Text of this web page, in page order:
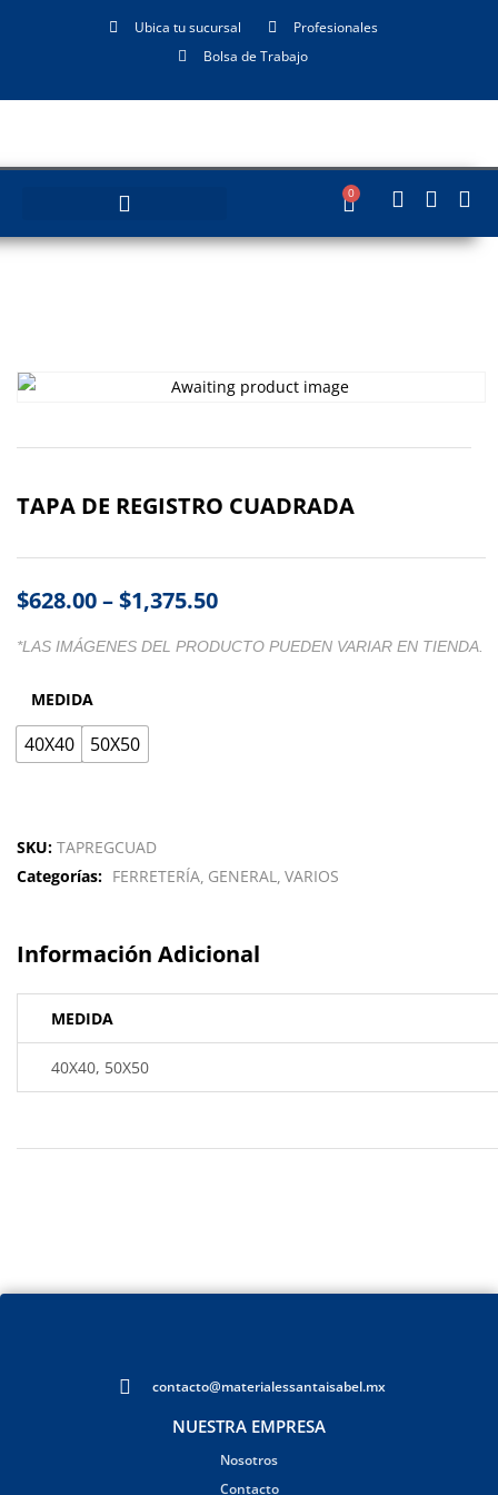
Ubica tu sucursal
Profesionales
Bolsa de Trabajo
0
TAPA DE REGISTRO CUADRADA
$628.00–$1,375.50
*LAS IMÁGENES DEL PRODUCTO PUEDEN VARIAR EN TIENDA.
MEDIDA
40X40 50X50
SKU: TAPREGCUAD
Categorías: FERRETERÍA GENERAL VARIOS
Información Adicional
MEDIDA
40X40, 50X50
contacto@materialessantaisabel.mx
NUESTRA EMPRESA
Nosotros
Contacto